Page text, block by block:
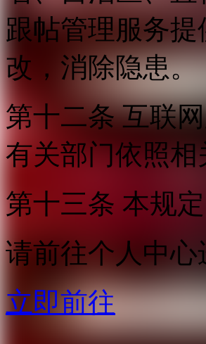
跟帖管理服务
改，消除隐患。
第十二条 互联
有关部门依照
第十三条 本规
请前往个人中
立即前往